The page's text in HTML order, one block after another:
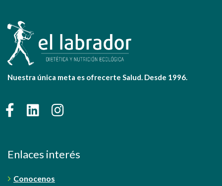
Nuestra única meta es ofrecerte Salud. Desde 1996.
Enlaces interés
Conocenos